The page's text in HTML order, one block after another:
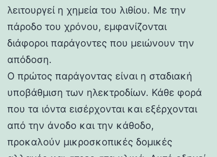
λειτουργεί η χημεία του λιθίου. Με την
πάροδο του χρόνου, εμφανίζονται
διάφοροι παράγοντες που μειώνουν την
απόδοση.
Ο πρώτος παράγοντας είναι η σταδιακή
υποβάθμιση των ηλεκτροδίων. Κάθε φορά
που τα ιόντα εισέρχονται και εξέρχονται
από την άνοδο και την κάθοδο,
προκαλούν μικροσκοπικές δομικές